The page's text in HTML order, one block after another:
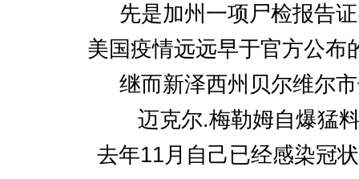
先是加州一项尸检报告
美国疫情远远早于官方公布
继而新泽西州贝尔维尔
迈克尔.梅勒姆自爆猛
去年11月自己已经感染冠